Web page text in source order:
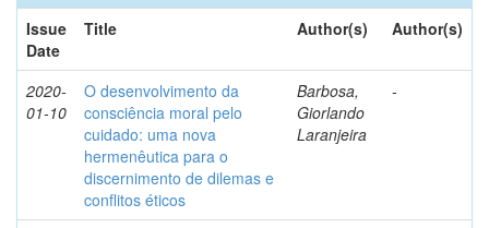
Issue
Date
Title Author(s) Author(s)
2020-
01-10
O desenvolvimento da
consciência moral pelo
cuidado: uma nova
hermenêutica para o
discernimento de dilemas e
conflitos éticos
Barbosa,
Giorlando
Laranjeira
-